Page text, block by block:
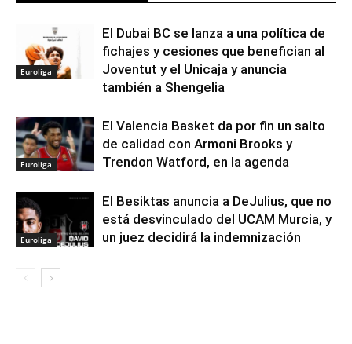
Euroliga
El Dubai BC se lanza a una política de
fichajes y cesiones que benefician al
Joventut y el Unicaja y anuncia
también a Shengelia
Euroliga
El Valencia Basket da por fin un salto
de calidad con Armoni Brooks y
Trendon Watford, en la agenda
Euroliga
El Besiktas anuncia a DeJulius, que no
está desvinculado del UCAM Murcia, y
un juez decidirá la indemnización